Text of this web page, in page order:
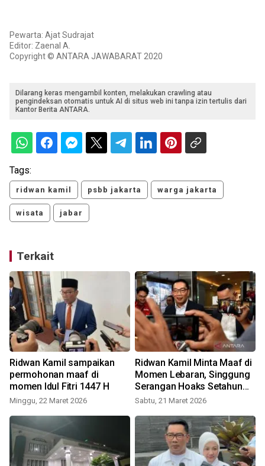
Pewarta: Ajat Sudrajat
Editor: Zaenal A.
Copyright © ANTARA JAWABARAT 2020
Dilarang keras mengambil konten, melakukan crawling atau
pengindeksan otomatis untuk AI di situs web ini tanpa izin tertulis dari
Kantor Berita ANTARA.
Tags:
ridwan kamil psbb jakarta warga jakarta
wisata jabar
Terkait
Ridwan Kamil sampaikan
permohonan maaf di
momen Idul Fitri 1447 H
Minggu, 22 Maret 2026
Ridwan Kamil Minta Maaf di
Momen Lebaran, Singgung
Serangan Hoaks Setahun
Terakhir
Sabtu, 21 Maret 2026